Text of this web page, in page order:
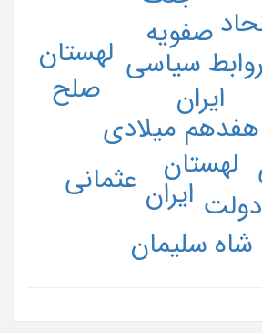
ایران
روابط سیاسی
میلادی
صفویه
لهستان
ایران دولت
شاه سلیمان
صلح
عثمانی
لهستان